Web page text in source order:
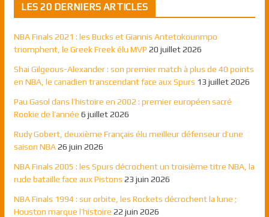
LES 20 DERNIERS ARTICLES
NBA Finals 2021 : les Bucks et Giannis Antetokounmpo
triomphent, le Greek Freek élu MVP 20 juillet 2026
Shai Gilgeous-Alexander : son premier match à plus de 40 points
en NBA, le canadien transcendant face aux Spurs 13 juillet 2026
Pau Gasol dans l’histoire en 2002 : premier européen sacré
Rookie de l’année 6 juillet 2026
Rudy Gobert, deuxième Français élu meilleur défenseur d’une
saison NBA 26 juin 2026
NBA Finals 2005 : les Spurs décrochent un troisième titre NBA, la
rude bataille face aux Pistons 23 juin 2026
NBA Finals 1994 : sur orbite, les Rockets décrochent la lune ;
Houston marque l’histoire 22 juin 2026